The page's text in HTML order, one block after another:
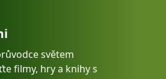
světem
filmy, hry a knihy s